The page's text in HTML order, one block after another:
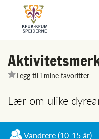
Legg til i mine favoritter
Lær om ulike
Vandrere(10-15 år)